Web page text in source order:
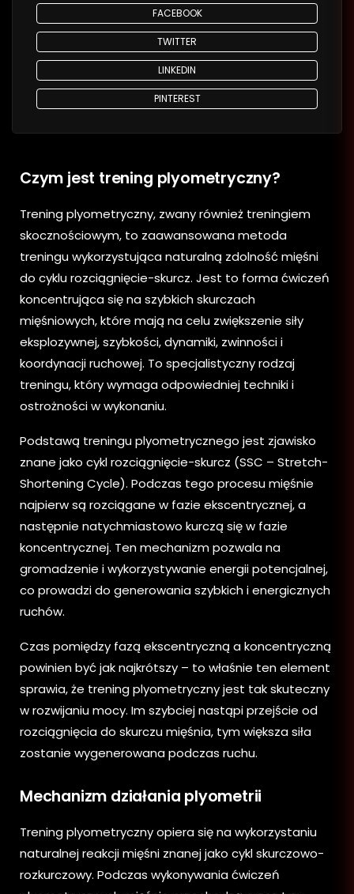
FACEBOOK
TWITTER
LINKEDIN
PINTEREST
Czym jest trening plyometryczny?
Trening plyometryczny, zwany również treningiem
skocznościowym, to zaawansowana metoda
treningu wykorzystująca naturalną zdolność mięśni
do cyklu rozciągnięcie-skurcz. Jest to forma ćwiczeń
koncentrująca się na szybkich skurczach
mięśniowych, które mają na celu zwiększenie siły
eksplozywnej, szybkości, dynamiki, zwinności i
koordynacji ruchowej. To specjalistyczny rodzaj
treningu, który wymaga odpowiedniej techniki i
ostrożności w wykonaniu.
Podstawą treningu plyometrycznego jest zjawisko
znane jako cykl rozciągnięcie-skurcz (SSC – Stretch-
Shortening Cycle). Podczas tego procesu mięśnie
najpierw są rozciągane w fazie ekscentrycznej, a
następnie natychmiastowo kurczą się w fazie
koncentrycznej. Ten mechanizm pozwala na
gromadzenie i wykorzystywanie energii potencjalnej,
co prowadzi do generowania szybkich i energicznych
ruchów.
Czas pomiędzy fazą ekscentryczną a koncentryczną
powinien być jak najkrótszy – to właśnie ten element
sprawia, że trening plyometryczny jest tak skuteczny
w rozwijaniu mocy. Im szybciej nastąpi przejście od
rozciągnięcia do skurczu mięśnia, tym większa siła
zostanie wygenerowana podczas ruchu.
Mechanizm działania plyometrii
Trening plyometryczny opiera się na wykorzystaniu
naturalnej reakcji mięśni znanej jako cykl skurczowo-
rozkurczowy. Podczas wykonywania ćwiczeń